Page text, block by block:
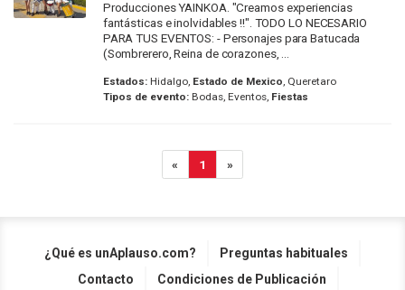
Producciones YAINKOA. "Creamos experiencias
fantásticas e inolvidables !!". TODO LO NECESARIO
PARA TUS EVENTOS: - Personajes para Batucada
(Sombrerero, Reina de corazones, ...
Estados:Hidalgo, Estado de Mexico, Queretaro
Tipos de evento:Bodas, Eventos, Fiestas
« 1 »
¿Qué es unAplauso.com?
Preguntas habituales
Contacto
Condiciones de Publicación